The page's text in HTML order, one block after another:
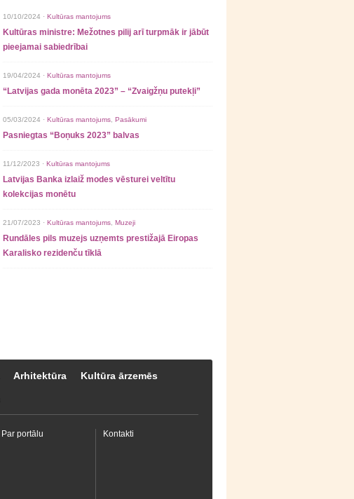
10/10/2024 · Kultūras mantojums
Kultūras ministre: Mežotnes pilij arī turpmāk ir jābūt
pieejamai sabiedrībai
19/04/2024 · Kultūras mantojums
“Latvijas gada monēta 2023” – “Zvaigžņu putekļi”
05/03/2024 · Kultūras mantojums Pasākumi
Pasniegtas “Boņuks 2023” balvas
11/12/2023 · Kultūras mantojums
Latvijas Banka izlaiž modes vēsturei veltītu
kolekcijas monētu
21/07/2023 · Kultūras mantojums Muzeji
Rundāles pils muzejs uzņemts prestižajā Eiropas
Karalisko rezidenču tīklā
Arhitektūra Kultūra ārzemēs
Par portālu Kontakti